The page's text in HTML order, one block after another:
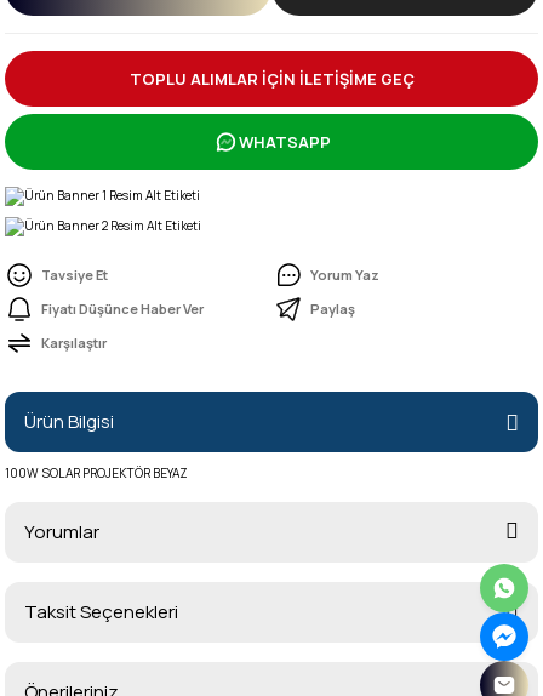
TOPLU ALIMLAR İÇİN İLETİŞİME GEÇ
WHATSAPP
Tavsiye Et
Yorum Yaz
Fiyatı Düşünce Haber Ver
Paylaş
Karşılaştır
Ürün Bilgisi
100W SOLAR PROJEKTÖR BEYAZ
Yorumlar
Bu ürüne ilk yorumu siz yapın!
Taksit Seçenekleri